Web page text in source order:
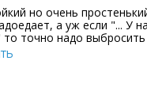
но очень
а уж если "... У
точно надо выбросить